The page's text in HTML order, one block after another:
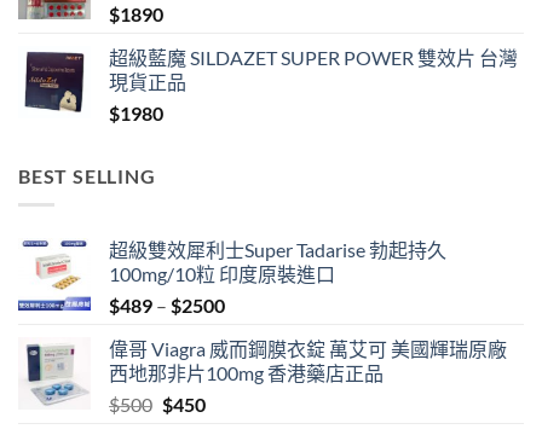
$1890
超級藍魔 SILDAZET SUPER POWER 雙效片 台灣
現貨正品
$1980
BEST SELLING
超級雙效犀利士Super Tadarise 勃起持久
100mg/10粒 印度原裝進口
$489 – $2500Price
$489
through
偉哥 Viagra 威而鋼膜衣錠 萬艾可 美國輝瑞原廠
西地那非片100mg 香港藥店正品
$500 Original
$450Current